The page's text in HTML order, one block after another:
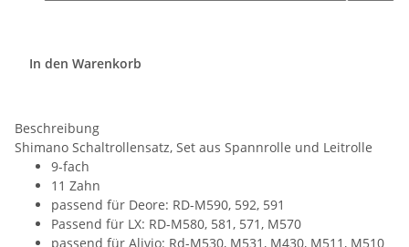
In den Warenkorb
Beschreibung
Shimano Schaltrollensatz, Set aus Spannrolle und Leitrolle
9-fach
11 Zahn
passend für Deore: RD-M590, 592, 591
Passend für LX: RD-M580, 581, 571, M570
passend für Alivio: Rd-M530, M531, M430, M511, M510